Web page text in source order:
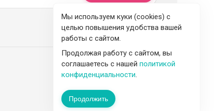
Мы используем куки (cookies) с
целью повышения удобства вашей
работы с сайтом.
Продолжая работу с сайтом, вы
соглашаетесь с нашей политикой
конфиденциальности.
Продолжить